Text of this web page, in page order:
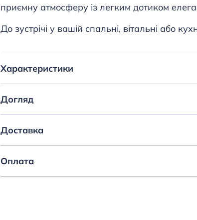
приємну атмосферу із легким дотиком
До зустрічі у вашій спальні, вітальні або
Характеристики
Догляд
Доставка
Оплата